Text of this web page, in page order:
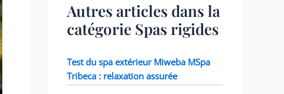
Autres articles dans la
catégorie Spas rigides
Test du spa extérieur Miweba MSpa
Tribeca : relaxation assurée